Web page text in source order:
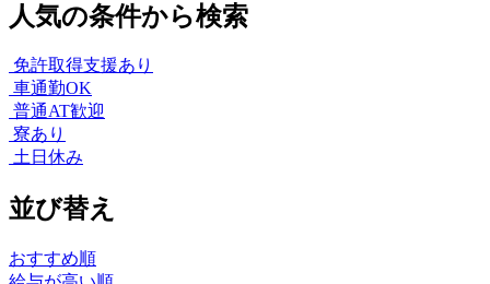
人気の条件から検索
免許取得支援あり
車通勤OK
普通AT歓迎
寮あり
土日休み
並び替え
おすすめ順